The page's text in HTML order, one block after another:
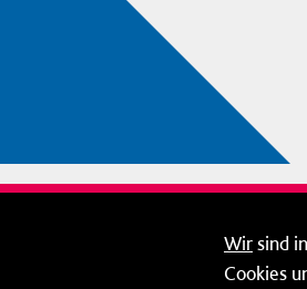
Wirsind
Cookies